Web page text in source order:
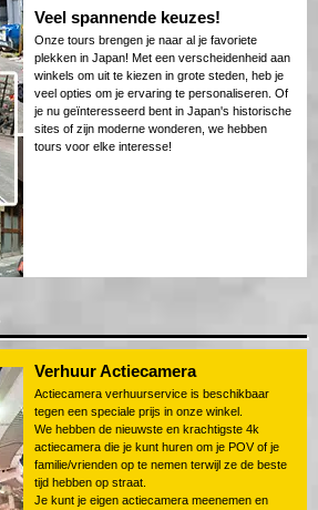
Veel spannende keuzes!
Onze tours brengen je naar al je favoriete
plekken in Japan! Met een verscheidenheid aan
winkels om uit te kiezen in grote steden, heb je
veel opties om je ervaring te personaliseren. Of
je nu geïnteresseerd bent in Japan's historische
sites of zijn moderne wonderen, we hebben
tours voor elke interesse!
Verhuur Actiecamera
Actiecamera verhuurservice is beschikbaar
tegen een speciale prijs in onze winkel.
We hebben de nieuwste en krachtigste 4k
actiecamera die je kunt huren om je POV of je
familie/vrienden op te nemen terwijl ze de beste
tijd hebben op straat.
Je kunt je eigen actiecamera meenemen en